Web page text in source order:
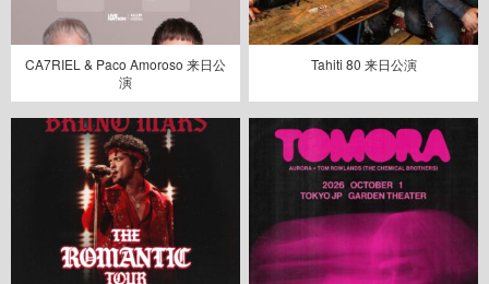
CA7RIEL & Paco Amoroso 来日公
演
Tahiti 80 来日公演